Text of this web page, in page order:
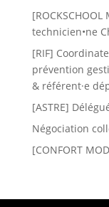
technicien•ne
[RIF]
prévention
& référent·e
[ASTRE]
Négociation
[CONFORT